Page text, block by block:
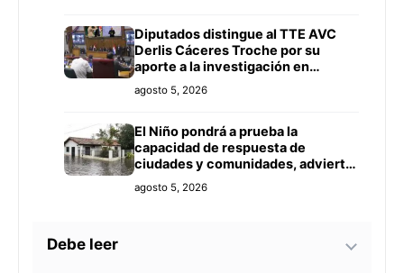
Diputados distingue al TTE AVC
Derlis Cáceres Troche por su
aporte a la investigación en
Inteligencia Artificial y Educación
agosto 5, 2026
El Niño pondrá a prueba la
capacidad de respuesta de
ciudades y comunidades, advierte
especialista
agosto 5, 2026
Debe leer